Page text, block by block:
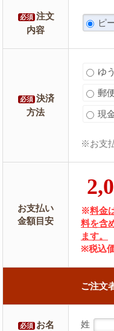
必須 注文
内容
ピ
必須 決済
方法
ゆ
郵
現
※お支
お支払い
金額目安
※料金
料を含
ます。
※税込
ご注文
必須
お名
姓